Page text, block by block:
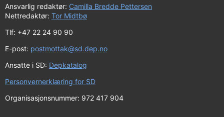
Ansvarlig redaktør: Camilla Bredde Pettersen
Nettredaktør: Tor Midtbø
Tlf: +47 22 24 90 90
E-post: postmottak@sd.dep.no
Ansatte i SD: Depkatalog
Personvernerklæring for SD
Organisasjonsnummer: 972 417 904